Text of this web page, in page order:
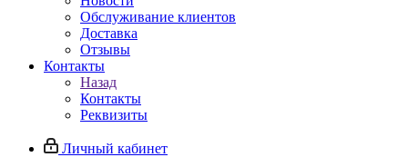
Обслуживание клиентов
Доставка
Отзывы
Контакты
Назад
Контакты
Реквизиты
Личный кабинет